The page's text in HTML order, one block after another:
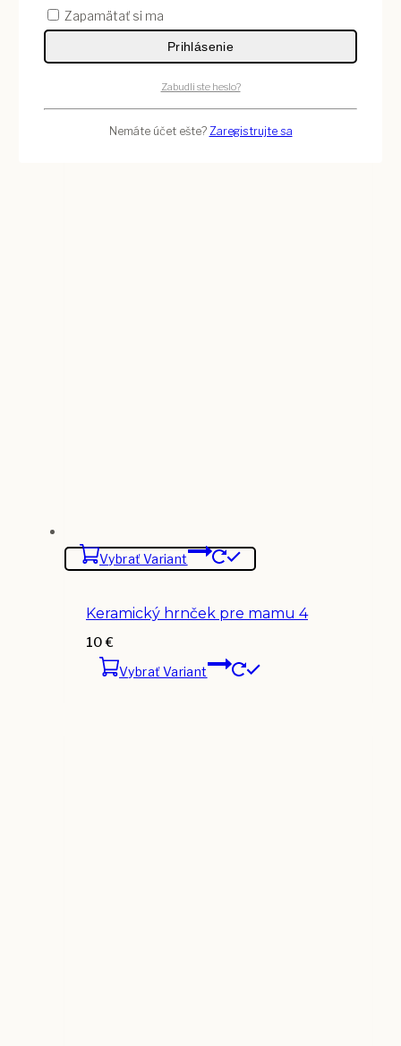
Vybrať Variant
Keramický hrnček pre mamu 4
10€
Vybrať Variant
Zapamätať si ma
Prihlásenie
Zabudli ste heslo?
Nemáte účet ešte? Zaregistrujte sa